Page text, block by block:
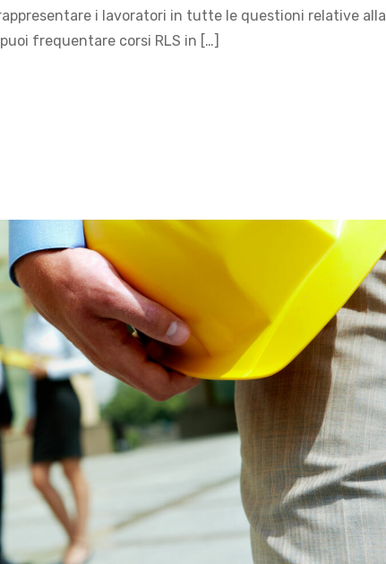
i lavoratori in tutte le questioni relative alla
frequentare corsi RLS in […]